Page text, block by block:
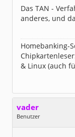
Dabei seit:
11 /
Das TAN -
anderes, und
Homebanking-
& Linux (auch
vader
Benutzer
Geschlecht:
keine